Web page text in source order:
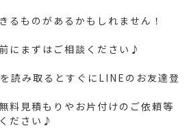
るものがあるかもしれません！
にまずはご相談ください♪
読み取るとすぐにLINEのお友達登
料見積もりやお片付けのご依頼等
ださい♪